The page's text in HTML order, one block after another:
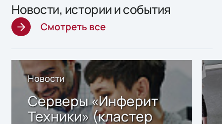
Новости, истории и события
Смотреть все
Новости
Серверы «Инферит
Техники» (кластер